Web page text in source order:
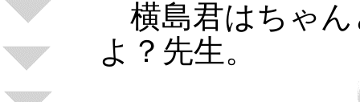
横島君はちゃん
よ？先生。